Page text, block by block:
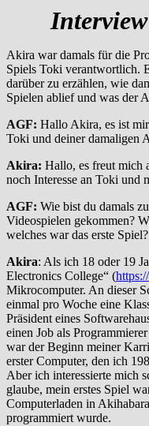
Interview
Akira war damals für die
Spiels Toki verantwortlich.
darüber zu erzählen, wie
Spielen ablief und was der
AGF: Hallo Akira, es ist
Toki und deiner damaligen
Akira: Hallo, es freut mich
noch Interesse an Toki und
AGF: Wie bist du damals
Videospielen gekommen?
welches war das erste Spiel?
Akira: Als ich 18 oder 19
Electronics College“ (
Mikrocomputer. An dieser
einmal pro Woche eine
Präsident eines
einen Job als
war der Beginn meiner
erster Computer, den ich
Aber ich interessierte mich
glaube, mein erstes Spiel
Computerladen in
programmiert wurde.